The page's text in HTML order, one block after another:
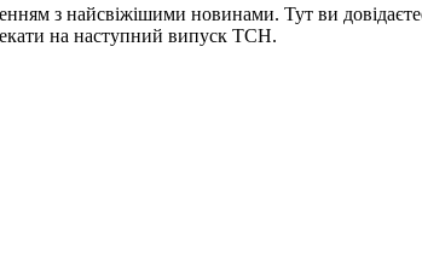
з найсвіжішими новинами. Тут ви
на наступний випуск ТСН.